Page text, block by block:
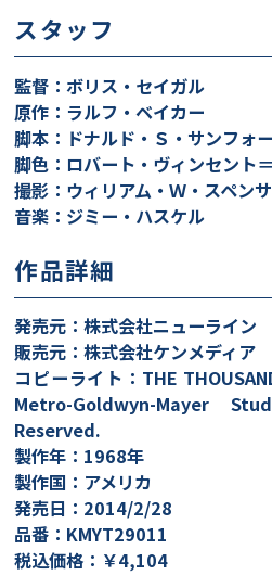
スタッフ
監督：ボリス・セイガル
原作：ラルフ・ベイカー
脚本：ドナルド・Ｓ・サンフォ
脚色：ロバート・ヴィンセント
撮影：ウィリアム・Ｗ・スペン
音楽：ジミー・ハスケル
作品詳細
発売元：株式会社ニューライン
販売元：株式会社ケンメディア
コピーライト：THE
Metro-Goldwyn-Mayer
Reserved.
製作年：1968年
製作国：アメリカ
発売日：2014/2/28
品番：KMYT29011
税込価格：￥4,104